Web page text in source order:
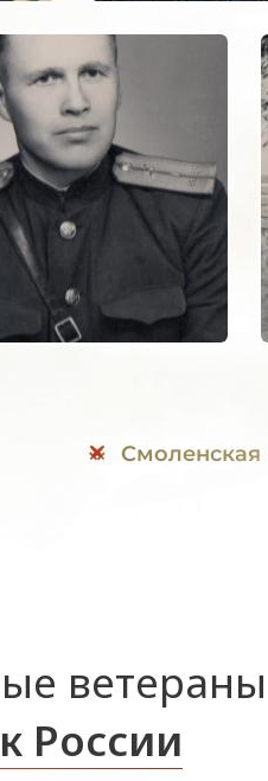
Смоленская
ветераны
России